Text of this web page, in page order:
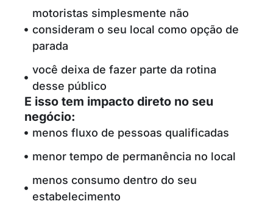
motoristas simplesmente não
consideram o seu local como opção de
parada
você deixa de fazer parte da rotina
desse público
E isso tem impacto direto no seu
negócio:
menos fluxo de pessoas qualificadas
menor tempo de permanência no local
menos consumo dentro do seu
estabelecimento